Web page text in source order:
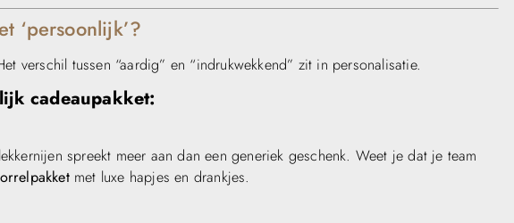
‘persoonlijk’?
verschil tussen “aardig” en “indrukwekkend” zit in personalisatie.
cadeaupakket:
spreekt meer aan dan een generiek geschenk. Weet je dat je team
met luxe hapjes en drankjes.